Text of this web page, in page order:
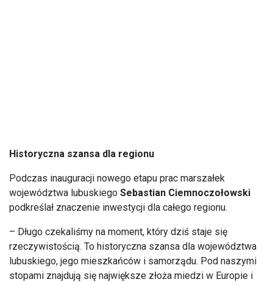
Historyczna szansa dla regionu
Podczas inauguracji nowego etapu prac marszałek
województwa lubuskiego Sebastian Ciemnoczołowski
podkreślał znaczenie inwestycji dla całego regionu.
– Długo czekaliśmy na moment, który dziś staje się
rzeczywistością. To historyczna szansa dla województwa
lubuskiego, jego mieszkańców i samorządu. Pod naszymi
stopami znajdują się największe złoża miedzi w Europie i